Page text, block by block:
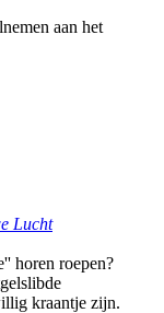
aan het
Lucht
horen roepen?
kraantje zijn.